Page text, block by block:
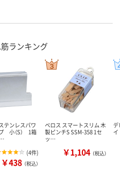
ランキング
テンレスパワ
小（S） 1箱
…
(4件)
￥438 （税込）
ベロス スマートスリム 木
製ピンチS SSM-358 1セ
ッ…
￥1,104 （税込）
イ